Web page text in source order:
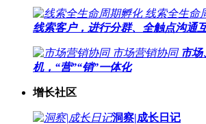
线索全生命
线索客户，进行分群、全触点沟通
市场营销协同 市场
机，“营”“销”一体化
增长社区
洞察|成长日记